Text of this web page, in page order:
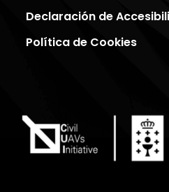
Declaración de
Política de Cookies